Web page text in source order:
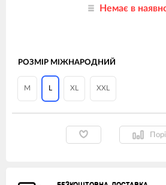
Немає в
РОЗМІР МІЖНАРОДНИЙ
M L XL XXL